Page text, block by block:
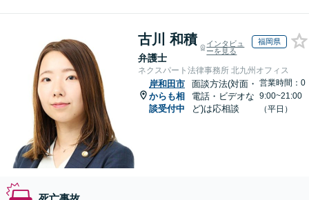
古川 和積
弁護士
インタビュ
ーを見る
福岡県
ネクスパート法律事務所 北九州オフィス
岸和田市
からも相
談受付中
面談方法(対面・
電話・ビデオな
ど)は応相談
営業時間：0
9:00~21:00
（平日）